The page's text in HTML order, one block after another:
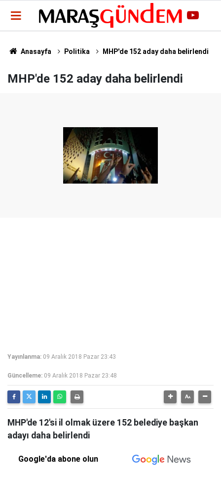
Anasayfa Politika MHP'de 152 aday daha belirlendi
MHP'de 152 aday daha belirlendi
Yayınlanma: 09 Aralık 2018 Pazar 23:43
Güncelleme: 09 Aralık 2018 Pazar 23:48
MHP'de 12'si il olmak üzere 152 belediye başkan
adayı daha belirlendi
Google'da abone olun